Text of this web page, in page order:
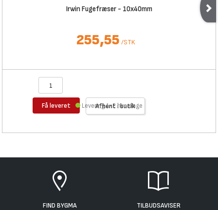
Irwin Fugefræser - 10x40mm
255,55 /STK
Få leveret Afhent i butik
Levering 1-2 hverdage
FIND BYGMA TILBUDSAVISER